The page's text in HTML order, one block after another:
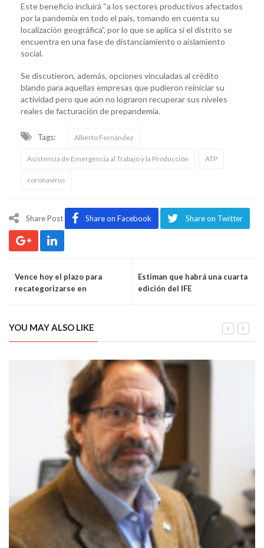
Este beneficio incluirá “a los sectores productivos afectados
por la pandemia en todo el país, tomando en cuenta su
localización geográfica”, por lo que se aplica si el distrito se
encuentra en una fase de distanciamiento o aislamiento
social.
Se discutieron, además, opciones vinculadas al crédito
blando para aquellas empresas que pudieron reiniciar su
actividad pero que aún no lograron recuperar sus niveles
reales de facturación de prepandemia.
Tags: Alberto Fernández
Asistencia de Emergencia al Trabajo y la Producción ATP
coronavirus
Share Post Share on Facebook Share on Twitter
Vence hoy el plazo para
recategorizarse en
Estiman que habrá una cuarta
edición del IFE
YOU MAY ALSO LIKE